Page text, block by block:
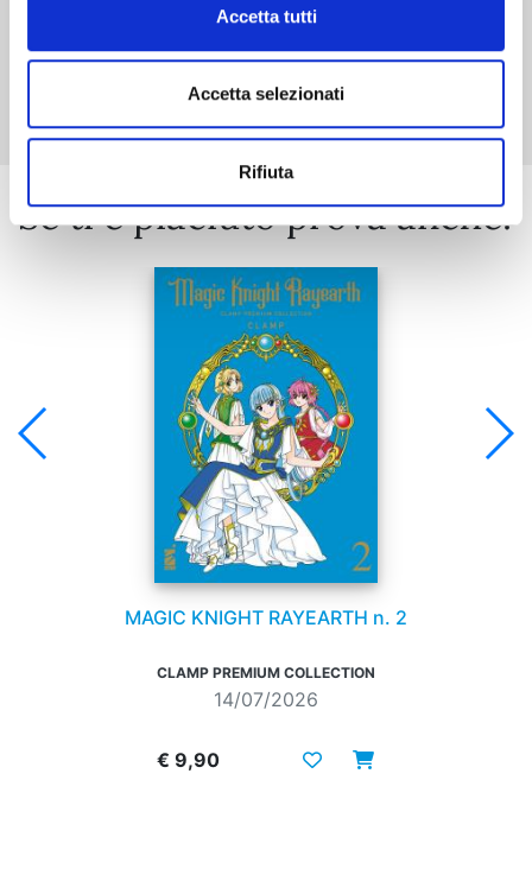
Accetta tutti
Accetta selezionati
Rifiuta
Mostra tutto
Se ti è piaciuto prova anche:
MAGIC KNIGHT RAYEARTH n. 2
CLAMP PREMIUM COLLECTION
14/07/2026
€ 9,90